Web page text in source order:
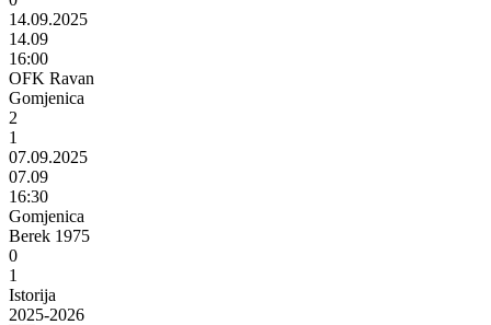
14.09.2025
14.09
16:00
OFK Ravan
Gomjenica
2
1
07.09.2025
07.09
16:30
Gomjenica
Berek 1975
0
1
Istorija
2025-2026